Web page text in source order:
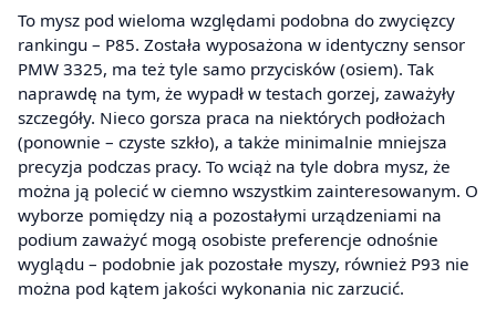
To mysz pod wieloma względami podobna do zwycięzcy
rankingu – P85. Została wyposażona w identyczny sensor
PMW 3325, ma też tyle samo przycisków (osiem). Tak
naprawdę na tym, że wypadł w testach gorzej, zaważyły
szczegóły. Nieco gorsza praca na niektórych podłożach
(ponownie – czyste szkło), a także minimalnie mniejsza
precyzja podczas pracy. To wciąż na tyle dobra mysz, że
można ją polecić w ciemno wszystkim zainteresowanym. O
wyborze pomiędzy nią a pozostałymi urządzeniami na
podium zaważyć mogą osobiste preferencje odnośnie
wyglądu – podobnie jak pozostałe myszy, również P93 nie
można pod kątem jakości wykonania nic zarzucić.